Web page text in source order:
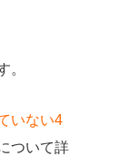
。
いない4
ついて詳